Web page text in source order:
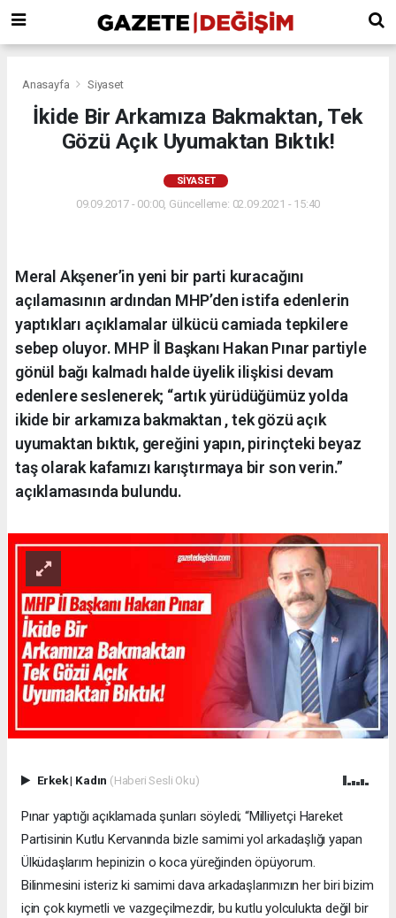
Anasayfa Siyaset
İkide Bir Arkamıza Bakmaktan, Tek
Gözü Açık Uyumaktan Bıktık!
SIYASET
09.09.2017 - 00:00, Güncelleme: 02.09.2021 - 15:40
Meral Akşener’in yeni bir parti kuracağını
açılamasının ardından MHP’den istifa edenlerin
yaptıkları açıklamalar ülkücü camiada tepkilere
sebep oluyor. MHP İl Başkanı Hakan Pınar partiyle
gönül bağı kalmadı halde üyelik ilişkisi devam
edenlere seslenerek; “artık yürüdüğümüz yolda
ikide bir arkamıza bakmaktan , tek gözü açık
uyumaktan bıktık, gereğini yapın, pirinçteki beyaz
taş olarak kafamızı karıştırmaya bir son verin.”
açıklamasında bulundu.
Erkek| Kadın (Haberi Sesli Oku)
Pınar yaptığı açıklamada şunları söyledi; “Milliyetçi Hareket
Partisinin Kutlu Kervanında bizle samimi yol arkadaşlığı yapan
Ülküdaşlarım hepinizin o koca yüreğinden öpüyorum.
Bilinmesini isteriz ki samimi dava arkadaşlarımızın her biri bizim
için çok kıymetli ve vazgeçilmezdir, bu kutlu yolculukta değil bir